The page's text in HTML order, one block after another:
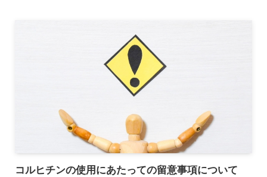
コルヒチンの使用にあたっての留意事項について